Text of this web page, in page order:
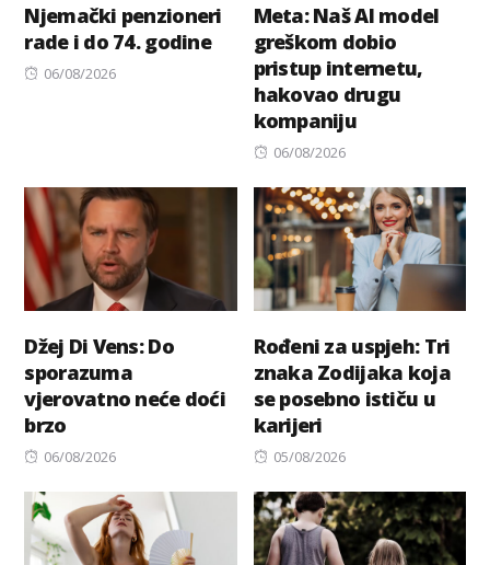
Njemački penzioneri
rade i do 74. godine
Posted
06/08/2026
Meta: Naš AI model
greškom dobio
pristup internetu,
hakovao drugu
kompaniju
Posted
06/08/2026
Džej Di Vens: Do
sporazuma
vjerovatno neće doći
brzo
Posted
06/08/2026
Rođeni za uspjeh: Tri
znaka Zodijaka koja
se posebno ističu u
karijeri
Posted
05/08/2026